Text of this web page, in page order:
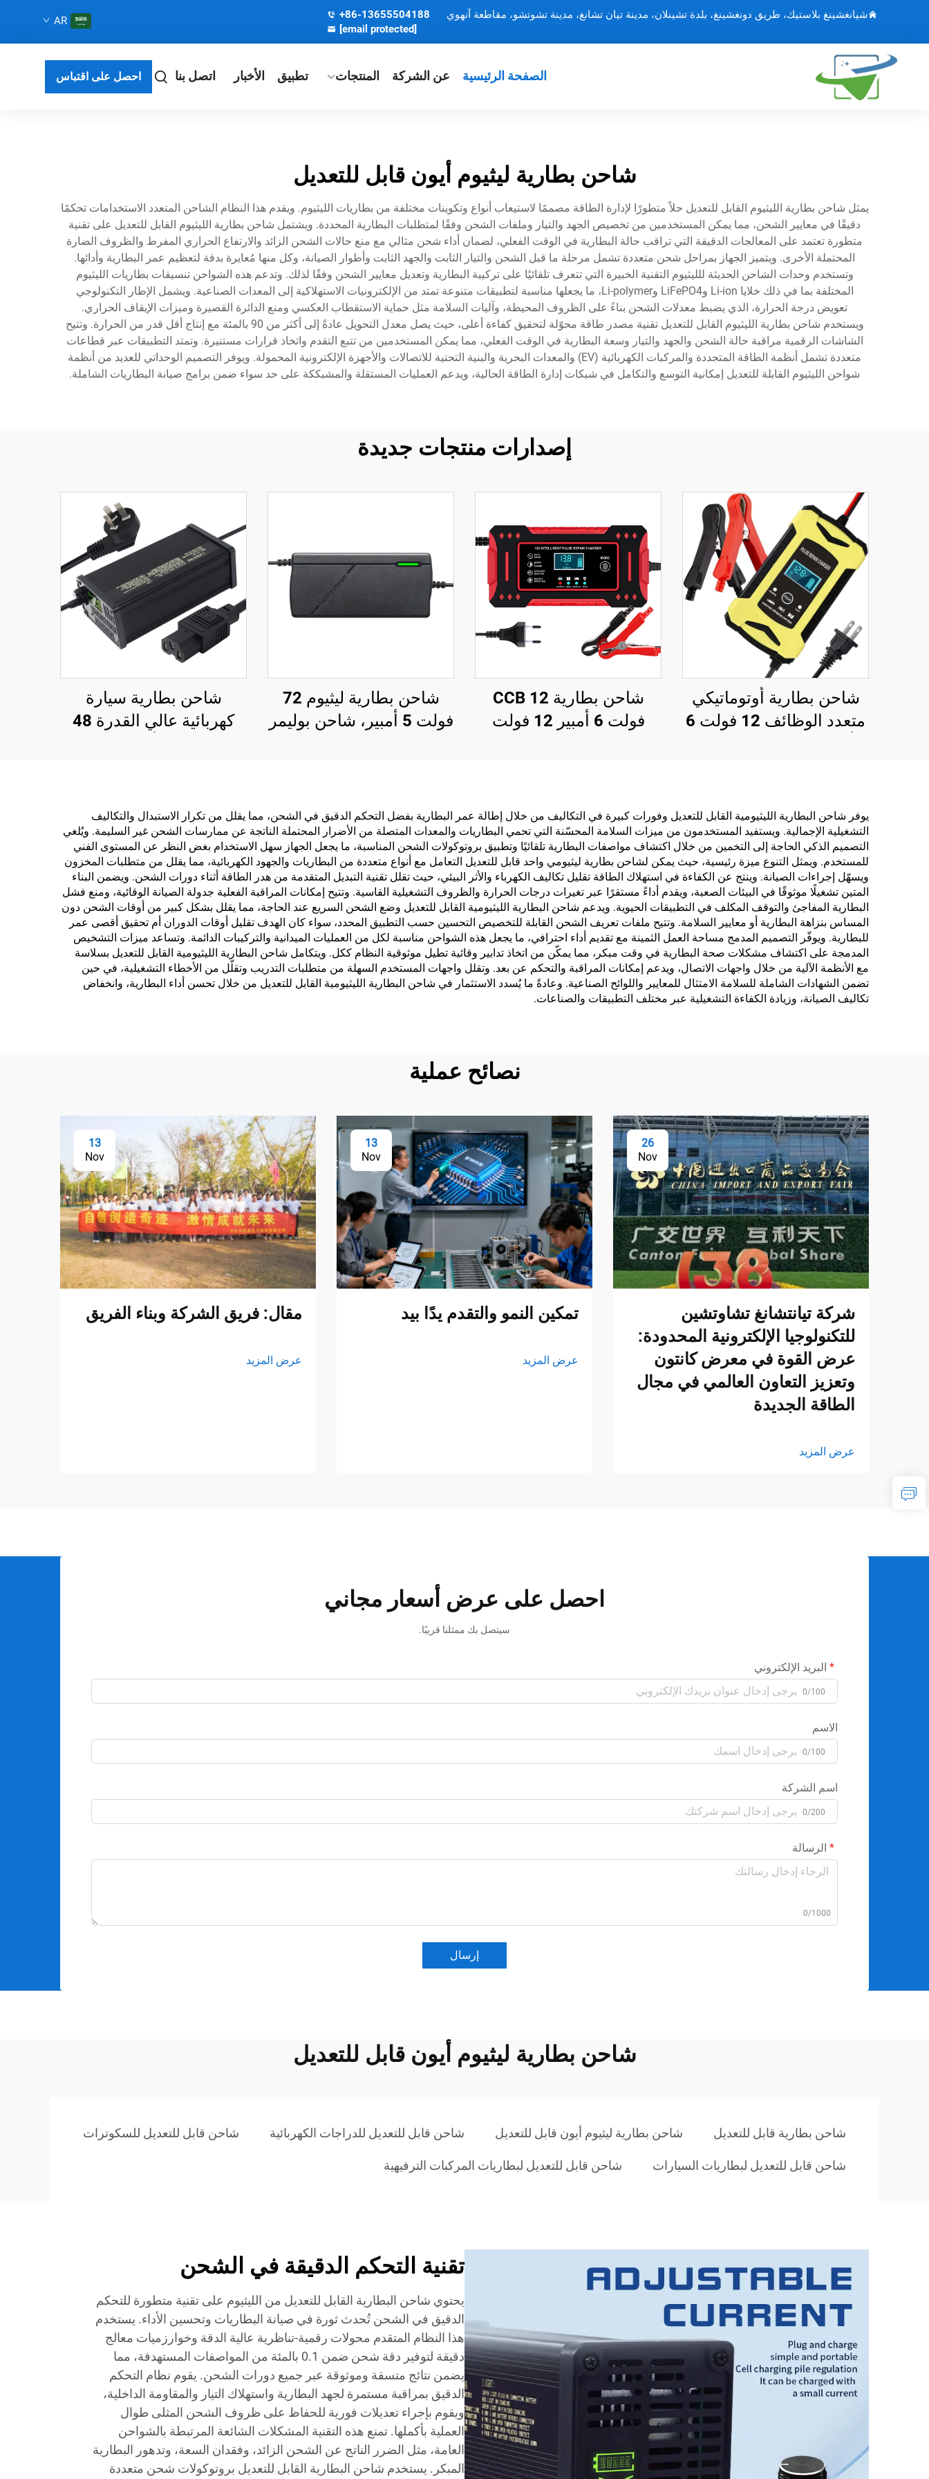
شيانغشينغ بلاستيك، طريق دونغشينغ، بلدة تشينلان، مدينة تيان تشانغ، مدينة تشوتشو، مقاطعة آنهوي
+86-13655504188
[email protected]
AR
الصفحة الرئيسية عن الشركة المنتجات تطبيق الأخبار اتصل بنا احصل على اقتباس
شاحن بطارية ليثيوم أيون قابل للتعديل
يمثل شاحن بطارية الليثيوم القابل للتعديل حلاً متطورًا لإدارة الطاقة مصممًا لاستيعاب أنواع وتكوينات مختلفة من بطاريات الليثيوم. ويقدم هذا النظام الشاحن المتعدد الاستخدامات تحكمًا
دقيقًا في معايير الشحن، مما يمكن المستخدمين من تخصيص الجهد والتيار وملفات الشحن وفقًا لمتطلبات البطارية المحددة. ويشتمل شاحن بطارية الليثيوم القابل للتعديل على تقنية
متطورة تعتمد على المعالجات الدقيقة التي تراقب حالة البطارية في الوقت الفعلي، لضمان أداء شحن مثالي مع منع حالات الشحن الزائد والارتفاع الحراري المفرط والظروف الضارة
المحتملة الأخرى. ويتميز الجهاز بمراحل شحن متعددة تشمل مرحلة ما قبل الشحن والتيار الثابت والجهد الثابت وأطوار الصيانة، وكل منها مُعايرة بدقة لتعظيم عمر البطارية وأدائها.
وتستخدم وحدات الشاحن الحديثة للليثيوم التقنية الخبيرة التي تتعرف تلقائيًا على تركيبة البطارية وتعديل معايير الشحن وفقًا لذلك. وتدعم هذه الشواحن تنسيقات بطاريات الليثيوم
المختلفة بما في ذلك خلايا Li-ion وLiFePO4 وLi-polymer، ما يجعلها مناسبة لتطبيقات متنوعة تمتد من الإلكترونيات الاستهلاكية إلى المعدات الصناعية. ويشمل الإطار التكنولوجي
تعويض درجة الحرارة، الذي يضبط معدلات الشحن بناءً على الظروف المحيطة، وآليات السلامة مثل حماية الاستقطاب العكسي ومنع الدائرة القصيرة وميزات الإيقاف الحراري.
ويستخدم شاحن بطارية الليثيوم القابل للتعديل تقنية مصدر طاقة محوّلة لتحقيق كفاءة أعلى، حيث يصل معدل التحويل عادةً إلى أكثر من 90 بالمئة مع إنتاج أقل قدر من الحرارة. وتتيح
الشاشات الرقمية مراقبة حالة الشحن والجهد والتيار وسعة البطارية في الوقت الفعلي، مما يمكن المستخدمين من تتبع التقدم واتخاذ قرارات مستنيرة. وتمتد التطبيقات عبر قطاعات
متعددة تشمل أنظمة الطاقة المتجددة والمركبات الكهربائية (EV) والمعدات البحرية والبنية التحتية للاتصالات والأجهزة الإلكترونية المحمولة. ويوفر التصميم الوحداتي للعديد من أنظمة
شواحن الليثيوم القابلة للتعديل إمكانية التوسع والتكامل في شبكات إدارة الطاقة الحالية، ويدعم العمليات المستقلة والمشبككة على حد سواء ضمن برامج صيانة البطاريات الشاملة.
إصدارات منتجات جديدة
شاحن بطارية أوتوماتيكي
متعدد الوظائف 12 فولت 6
والسكوتر، مع شاشة LCD
وحماية OTP، كهربائي
شاحن بطارية CCB 12
فولت 6 أمبير 12 فولت
سيارات عابرة للحدود
شاحن بطارية ليثيوم 72
فولت 5 أمبير، شاحن بوليمر
كهربائية
شاحن بطارية سيارة
كهربائية عالي القدرة 48
للتعديل مع مدخل 220
فولت
يوفر شاحن البطارية الليثيومية القابل للتعديل وفورات كبيرة في التكاليف من خلال إطالة عمر البطارية بفضل التحكم الدقيق في الشحن، مما يقلل من تكرار الاستبدال والتكاليف
التشغيلية الإجمالية. ويستفيد المستخدمون من ميزات السلامة المحسّنة التي تحمي البطاريات والمعدات المتصلة من الأضرار المحتملة الناتجة عن ممارسات الشحن غير السليمة. ويُلغي
التصميم الذكي الحاجة إلى التخمين من خلال اكتشاف مواصفات البطارية تلقائيًا وتطبيق بروتوكولات الشحن المناسبة، ما يجعل الجهاز سهل الاستخدام بغض النظر عن المستوى الفني
للمستخدم. ويمثل التنوع ميزة رئيسية، حيث يمكن لشاحن بطارية ليثيومي واحد قابل للتعديل التعامل مع أنواع متعددة من البطاريات والجهود الكهربائية، مما يقلل من متطلبات المخزون
ويسهّل إجراءات الصيانة. وينتج عن الكفاءة في استهلاك الطاقة تقليل تكاليف الكهرباء والأثر البيئي، حيث تقلل تقنية التبديل المتقدمة من هدر الطاقة أثناء دورات الشحن. ويضمن البناء
المتين تشغيلًا موثوقًا في البيئات الصعبة، ويقدم أداءً مستقرًا عبر تغيرات درجات الحرارة والظروف التشغيلية القاسية. وتتيح إمكانات المراقبة الفعلية جدولة الصيانة الوقائية، ومنع فشل
البطارية المفاجئ والتوقف المكلف في التطبيقات الحيوية. ويدعم شاحن البطارية الليثيومية القابل للتعديل وضع الشحن السريع عند الحاجة، مما يقلل بشكل كبير من أوقات الشحن دون
المساس بنزاهة البطارية أو معايير السلامة. وتتيح ملفات تعريف الشحن القابلة للتخصيص التحسين حسب التطبيق المحدد، سواء كان الهدف تقليل أوقات الدوران أم تحقيق أقصى عمر
للبطارية. ويوفّر التصميم المدمج مساحة العمل الثمينة مع تقديم أداء احترافي، ما يجعل هذه الشواحن مناسبة لكل من العمليات الميدانية والتركيبات الدائمة. وتساعد ميزات التشخيص
المدمجة على اكتشاف مشكلات صحة البطارية في وقت مبكر، مما يمكّن من اتخاذ تدابير وقائية تطيل موثوقية النظام ككل. ويتكامل شاحن البطارية الليثيومية القابل للتعديل بسلاسة
مع الأنظمة الآلية من خلال واجهات الاتصال، ويدعم إمكانات المراقبة والتحكم عن بعد. وتقلل واجهات المستخدم السهلة من متطلبات التدريب وتقلّل من الأخطاء التشغيلية، في حين
تضمن الشهادات الشاملة للسلامة الامتثال للمعايير واللوائح الصناعية. وعادةً ما يُسدد الاستثمار في شاحن البطارية الليثيومية القابل للتعديل من خلال تحسن أداء البطارية، وانخفاض
تكاليف الصيانة، وزيادة الكفاءة التشغيلية عبر مختلف التطبيقات والصناعات.
نصائح عملية
26
Nov
شركة تيانتشانغ تشاوتشين
للتكنولوجيا الإلكترونية المحدودة:
عرض القوة في معرض كانتون
وتعزيز التعاون العالمي في مجال
الطاقة الجديدة
عرض المزيد
13
Nov
تمكين النمو والتقدم يدًا بيد
عرض المزيد
13
Nov
مقال: فريق الشركة وبناء الفريق
عرض المزيد
احصل على عرض أسعار مجاني
سيتصل بك ممثلنا قريبًا.
البريد الإلكتروني
0/100
الاسم
0/100
اسم الشركة
0/200
الرسالة
0/1000
إرسال
شاحن بطارية ليثيوم أيون قابل للتعديل
شاحن بطارية قابل للتعديل شاحن بطارية ليثيوم أيون قابل للتعديل شاحن قابل للتعديل للدراجات الكهربائية شاحن قابل للتعديل للسكوترات
شاحن قابل للتعديل لبطاريات السيارات شاحن قابل للتعديل لبطاريات المركبات الترفيهية
تقنية التحكم الدقيقة في الشحن
يحتوي شاحن البطارية القابل للتعديل من الليثيوم على تقنية متطورة للتحكم
الدقيق في الشحن تُحدث ثورة في صيانة البطاريات وتحسين الأداء. يستخدم
هذا النظام المتقدم محولات رقمية-تناظرية عالية الدقة وخوارزميات معالج
دقيقة لتوفير دقة شحن ضمن 0.1 بالمئة من المواصفات المستهدفة، مما
يضمن نتائج متسقة وموثوقة عبر جميع دورات الشحن. يقوم نظام التحكم
الدقيق بمراقبة مستمرة لجهد البطارية واستهلاك التيار والمقاومة الداخلية،
ويقوم بإجراء تعديلات فورية للحفاظ على ظروف الشحن المثلى طوال
العملية بأكملها. تمنع هذه التقنية المشكلات الشائعة المرتبطة بالشواحن
العامة، مثل الضرر الناتج عن الشحن الزائد، وفقدان السعة، وتدهور البطارية
المبكر. يستخدم شاحن البطارية القابل للتعديل بروتوكولات شحن متعددة